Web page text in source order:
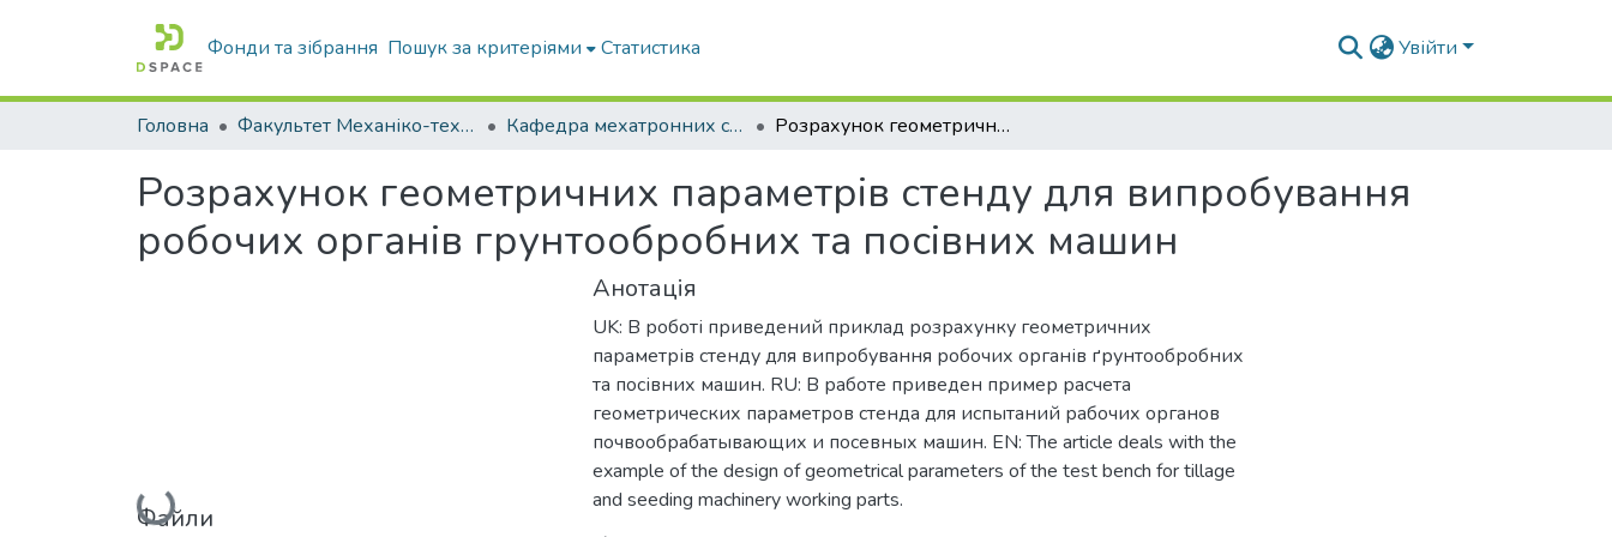
Фонди та зібрання Пошук за критеріями Статистика Увійти
Головна Факультет Механіко-технологічний Кафедра мехатронних систем тракторів та сільскогосподарських машин Розрахунок геометричних параметрів стенду для випробування робочих органів грунтообробних та посівних машин
Розрахунок геометричних параметрів стенду для випробування
робочих органів грунтообробних та посівних машин
Вантажиться...
Файли
Анотація
UK: В роботі приведений приклад розрахунку геометричних
параметрів стенду для випробування робочих органів ґрунтообробних
та посівних машин. RU: В работе приведен пример расчета
геометрических параметров стенда для испытаний рабочих органов
почвообрабатывающих и посевных машин. EN: The article deals with the
example of the design of geometrical parameters of the test bench for tillage
and seeding machinery working parts.